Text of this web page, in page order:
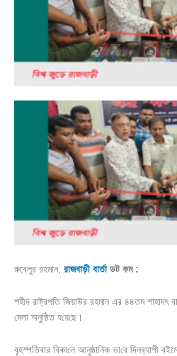
রুবেলুর রহমান, রাজবাড়ী বার্তাডট কম :
শহীদ রাষ্ট্রপ‌তি জিয়াউর রহমান এর ৪৪তম শাহাদৎ
মেলা অনু‌ষ্ঠিত হ‌য়ে‌ছে।
বৃহস্প‌তিবার বিকা‌লে আনুষ্ঠা‌নিক ভা‌বে দিনব‌্যাপী